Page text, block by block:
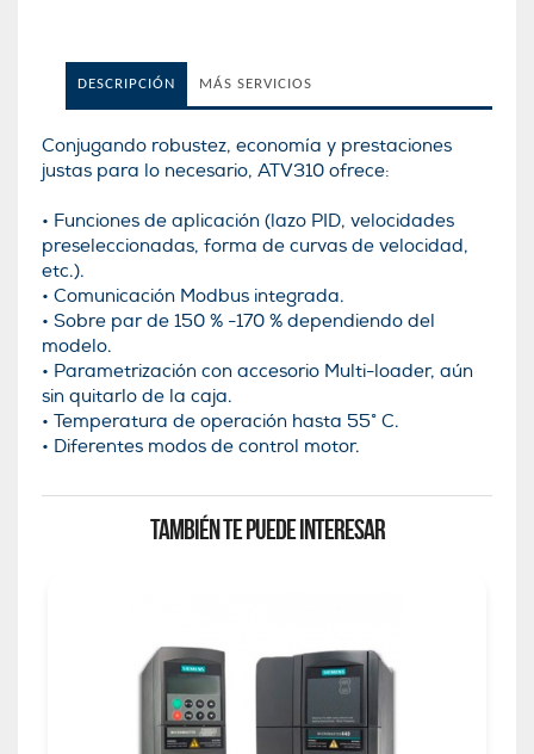
DESCRIPCIÓN MÁS SERVICIOS
Conjugando robustez, economía y prestaciones
justas para lo necesario, ATV310 ofrece:
• Funciones de aplicación (lazo PID, velocidades
preseleccionadas, forma de curvas de velocidad,
etc.).
• Comunicación Modbus integrada.
• Sobre par de 150 % -170 % dependiendo del
modelo.
• Parametrización con accesorio Multi-loader, aún
sin quitarlo de la caja.
• Temperatura de operación hasta 55° C.
• Diferentes modos de control motor.
TAMBIÉN TE PUEDE INTERESAR